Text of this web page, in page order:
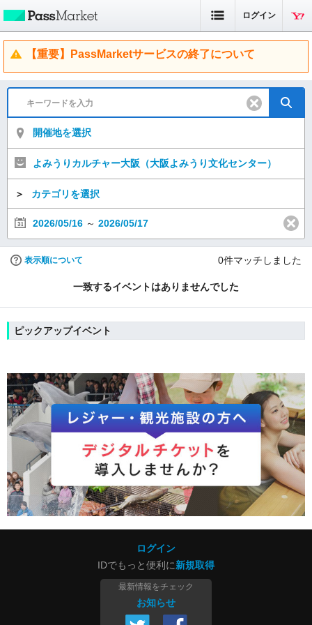
ログイン
【重要】PassMarketサービスの終了について
開催地を選択
よみうりカルチャー大阪（大阪よみうり文化センター）
＞ カテゴリを選択
2026/05/16 ～ 2026/05/17
表示順について 0件マッチしました
一致するイベントはありませんでした
ピックアップイベント
ログイン
IDでもっと便利に新規取得
最新情報をチェック
お知らせ